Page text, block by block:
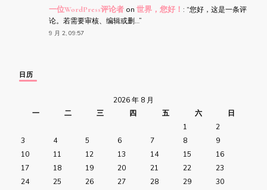
一位WordPress评论者 on 世界，您好！ : “您好，这是一条评
论。若需要审核、编辑或删…”
9 月 2, 09:57
日历
2026 年 8 月
一
二 三 四 五 六
日
1
2
3
4 5 6 7 8
9
10
11 12 13 14 15
16
17
18 19 20 21 22
23
24
25 26 27 28 29
30